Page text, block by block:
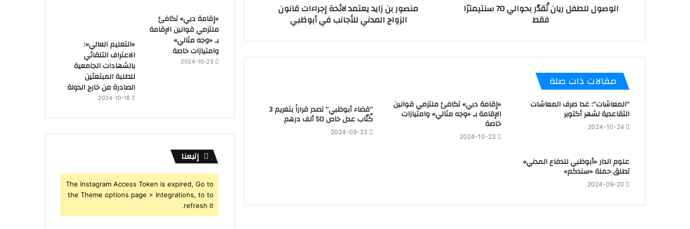
الوصول للطفل ⁧‫ريان‬⁩ تُقدّر بحوالي 70 سنتيمترًا
فقط
منصور بن زايد يعتمد لائحة إجراءات قانون
الزواج المدني للأجانب في أبوظبي
مقالات ذات صلة
“المعاشات”: غدا صرف المعاشات
التقاعدية لشهر أكتوبر
2024-10-24
«إقامة دبي» تكافئ ملتزمي قوانين
الإقامة بـ «وجه مثالي» وامتيازات
خاصة
2024-10-23
‏”قضاء أبوظبي” تصدر قراراً بتغريم 3
كُتّاب عدل خاص 50 ألف درهم
2024-09-23
علوم الدار «أبوظبي للدفاع المدني»
تطلق حملة «سندكم»
2024-09-20
«إقامة دبي» تكافئ
ملتزمي قوانين الإقامة
بـ «وجه مثالي»
وامتيازات خاصة
2024-10-23
«التعليم العالي»:
الاعتراف التلقائي
بالشهادات الجامعية
للطلبة المبتعثين
الصادرة من خارج الدولة
2024-10-18
إتبعنا
The Instagram Access Token is expired, Go to
the Theme options page > Integrations, to to
refresh it.